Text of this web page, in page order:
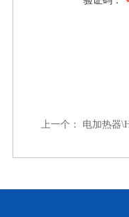
上一个： 电加热器